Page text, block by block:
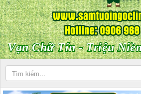
Vạn Chữ Tín - Triệu